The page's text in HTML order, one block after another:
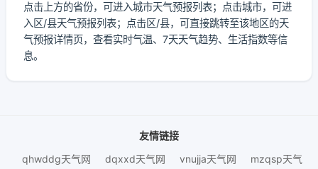
点击上方的省份，可进入城市天气预报列表；点击城市，可进
入区/县天气预报列表；点击区/县，可直接跳转至该地区的天
气预报详情页，查看实时气温、7天天气趋势、生活指数等信
息。
友情链接
qhwddg天气网
dqxxd天气网 vnujja天气网 mzqsp天气